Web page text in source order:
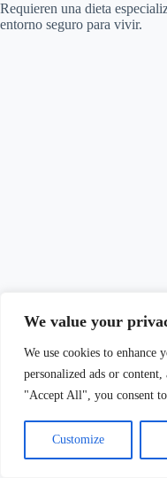
We value your
We use cookies to enhance
personalized ads or
"Accept All", you consent
Customize
Requieren una dieta
entorno seguro para vivir.